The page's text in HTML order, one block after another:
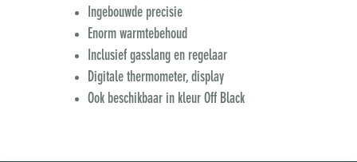
Ingebouwde precisie
Enorm warmtebehoud
Inclusief gasslang en regelaar
Digitale thermometer, display
Ook beschikbaar in kleur Off Black